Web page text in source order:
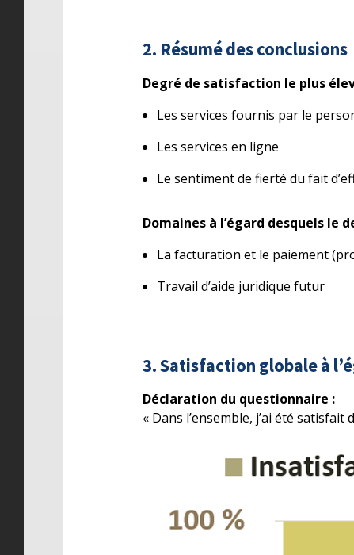
2. Résumé des conclusions
Degré de satisfaction le plus
Les services fournis par le
Les services en ligne
Le sentiment de fierté du fait
Domaines à l’égard desquels le
La facturation et le paiement
Travail d’aide juridique futur
3. Satisfaction globale à
Déclaration du questionnaire :
« Dans l’ensemble, j’ai été satisfait